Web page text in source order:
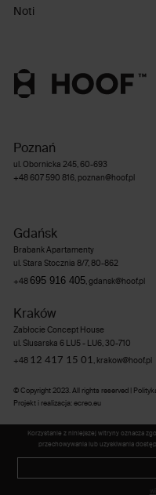
Noti
Poznań
ul. Obornicka 245, 60-693
+48 607 590 816, poznan@hoof.pl
Gdańsk
Brabank Apartamenty
ul. Stara Stocznia 8/7, 80-862
+48 695 916 405,gdansk@hoof.pl
Kraków
Zabłocie Concept House
ul. Ślusarska 6 LU5 - LU6, 30-710
+48 12 417 15 01 , krakow@hoof.pl
© Copyright 2023. All rights reserved |
Projekt i realizacja:ecreo.eu
Korzystanie z niniejszej witryny oznacza
przechowywania lub uzyskiwania